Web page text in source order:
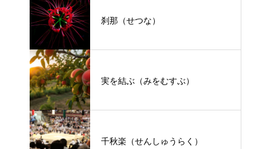
刹那（せつな）
実を結ぶ（みをむすぶ）
千秋楽（せんしゅうらく）